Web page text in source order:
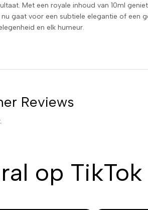
Met een royale inhoud van 10ml
nu gaat voor een subtiele elegantie of een
en elk humeur.
Reviews
op TikTok